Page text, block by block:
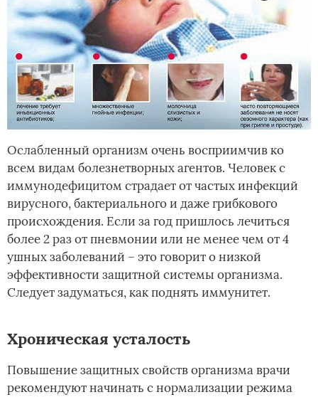
Ослабленный организм очень восприимчив ко
всем видам болезнетворных агентов. Человек с
иммунодефицитом страдает от частых инфекций
вирусного, бактериального и даже грибкового
происхождения. Если за год пришлось лечиться
более 2 раз от пневмонии или не менее чем от 4
ушных заболеваний – это говорит о низкой
эффективности защитной системы организма.
Следует задуматься, как поднять иммунитет.
Хроническая усталость
Повышение защитных свойств организма врачи
рекомендуют начинать с нормализации режима